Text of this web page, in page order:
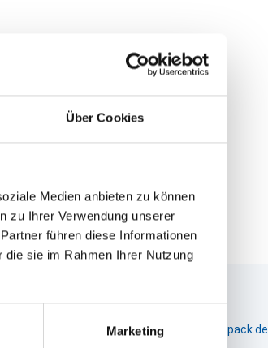
Über Cookies
Medien anbieten zu können
zu Ihrer Verwendung unserer
führen diese Informationen
die sie im Rahmen Ihrer Nutzung
Marketing
Bullhamm 24-26, D-26441 Jever, info@packpack.de